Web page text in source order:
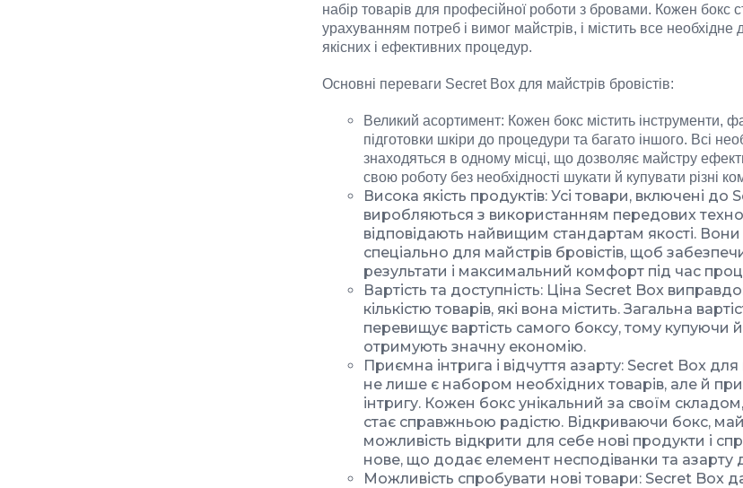
набір товарів для професійної роботи з бровами. Кожен бокс
урахуванням потреб і вимог майстрів, і містить все необхідне
якісних і ефективних процедур.
Основні переваги Secret Box для майстрів бровістів:
Великий асортимент: Кожен бокс містить інструменти,
підготовки шкіри до процедури та багато іншого. Всі
знаходяться в одному місці, що дозволяє майстру
свою роботу без необхідності шукати й купувати різні
Висока якість продуктів: Усі товари, включені до
виробляються з використанням передових
відповідають найвищим стандартам якості.
спеціально для майстрів бровістів, щоб
результати і максимальний комфорт під час
Вартість та доступність: Ціна Secret Box
кількістю товарів, які вона містить. Загальна
перевищує вартість самого боксу, тому купуючи
отримують значну економію.
Приємна інтрига і відчуття азарту: Secret Box для
не лише є набором необхідних товарів, але й
інтригу. Кожен бокс унікальний за своїм
стає справжньою радістю. Відкриваючи бокс,
можливість відкрити для себе нові продукти і
нове, що додає елемент несподіванки та азарту
Можливість спробувати нові товари: Secret Box